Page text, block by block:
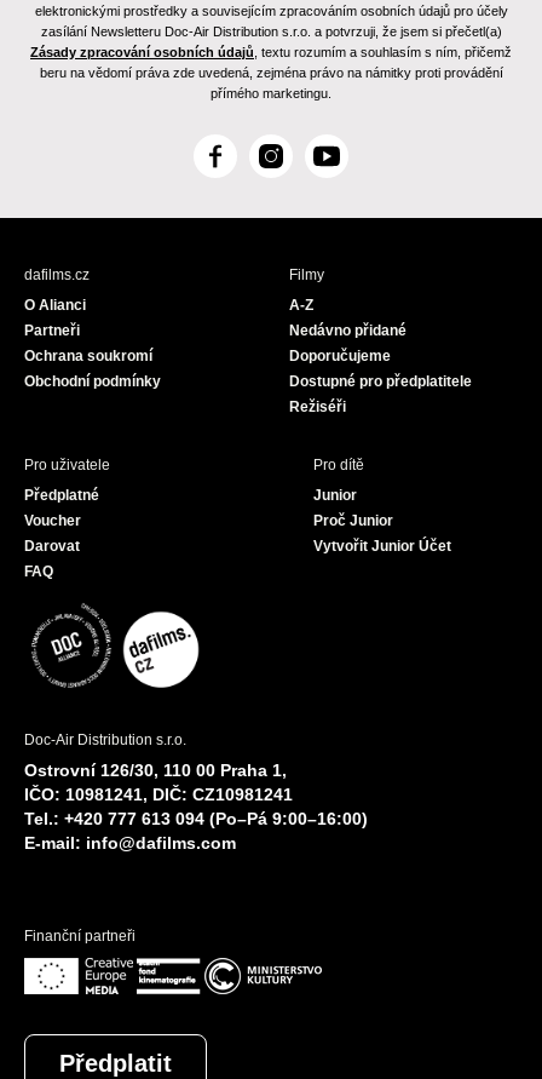
elektronickými prostředky a souvisejícím zpracováním osobních údajů pro účely
zasílání Newsletteru Doc-Air Distribution s.r.o. a potvrzuji, že jsem si přečetl(a)
Zásady zpracování osobních údajů , textu rozumím a souhlasím s ním, přičemž
beru na vědomí práva zde uvedená, zejména právo na námitky proti provádění
přímého marketingu.
F
c
I
s
Y
u
dafilms.cz
O Alianci
Partneři
Ochrana soukromí
Obchodní podmínky
Filmy
A-Z
Nedávno přidané
Doporučujeme
Dostupné pro předplatitele
Režiséři
Pro uživatele
Předplatné
Voucher
Darovat
FAQ
Pro dítě
Junior
Proč Junior
Vytvořit Junior Účet
Doc-Air Distribution s.r.o.
Ostrovní 126/30, 110 00 Praha 1,
IČO: 10981241, DIČ: CZ10981241
Tel.: +420 777 613 094 (Po–Pá 9:00–16:00)
E-mail: info@dafilms.com
Finanční partneři
Předplatit